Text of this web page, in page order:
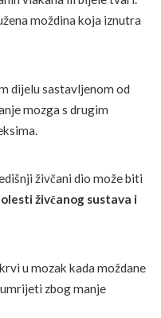
moždina koja iznutra
dijelu sastavljenom od
mozga s drugim
živčani dio može biti
živčanog sustava i
u mozak kada moždane
zbog manje